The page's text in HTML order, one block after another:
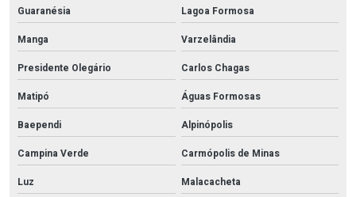
Guaranésia
Lagoa Formosa
Manga
Varzelândia
Presidente Olegário
Carlos Chagas
Matipó
Águas Formosas
Baependi
Alpinópolis
Campina Verde
Carmópolis de Minas
Luz
Malacacheta